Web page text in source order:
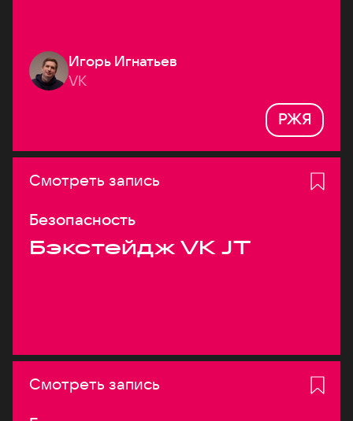
Игорь Игнатьев
VK
РЖЯ
Смотреть запись
Безопасность
Бэкстейдж VK JT
Смотреть запись